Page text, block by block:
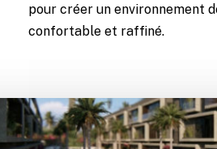
pour créer un environnement
confortable et raffiné.